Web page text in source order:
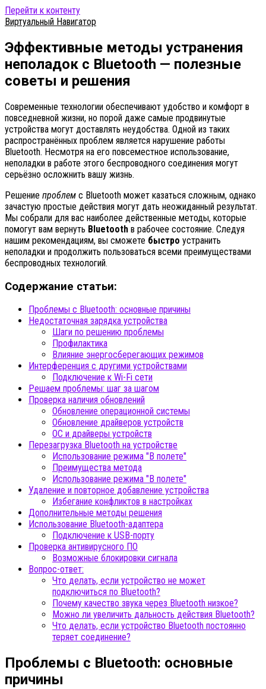
Перейти к контенту
Виртуальный Навигатор
Эффективные методы устранения
неполадок с Bluetooth — полезные
советы и решения
Современные технологии обеспечивают удобство и комфорт в
повседневной жизни, но порой даже самые продвинутые
устройства могут доставлять неудобства. Одной из таких
распространённых проблем является нарушение работы
Bluetooth. Несмотря на его повсеместное использование,
неполадки в работе этого беспроводного соединения могут
серьёзно осложнить вашу жизнь.
Решение проблем с Bluetooth может казаться сложным, однако
зачастую простые действия могут дать неожиданный результат.
Мы собрали для вас наиболее действенные методы, которые
помогут вам вернуть Bluetooth в рабочее состояние. Следуя
нашим рекомендациям, вы сможете быстро устранить
неполадки и продолжить пользоваться всеми преимуществами
беспроводных технологий.
Содержание статьи:
Проблемы с Bluetooth: основные причины
Недостаточная зарядка устройства
Шаги по решению проблемы
Профилактика
Влияние энергосберегающих режимов
Интерференция с другими устройствами
Подключение к Wi-Fi сети
Решаем проблемы: шаг за шагом
Проверка наличия обновлений
Обновление операционной системы
Обновление драйверов устройств
ОС и драйверы устройств
Перезагрузка Bluetooth на устройстве
Использование режима "В полете"
Преимущества метода
Использование режима "В полете"
Удаление и повторное добавление устройства
Избегание конфликтов в настройках
Дополнительные методы решения
Использование Bluetooth-адаптера
Подключение к USB-порту
Проверка антивирусного ПО
Возможные блокировки сигнала
Вопрос-ответ:
Что делать, если устройство не может
подключиться по Bluetooth?
Почему качество звука через Bluetooth низкое?
Можно ли увеличить дальность действия Bluetooth?
Что делать, если устройство Bluetooth постоянно
теряет соединение?
Проблемы с Bluetooth: основные
причины